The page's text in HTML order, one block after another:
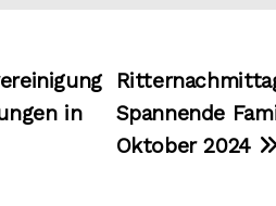
Spannende
Oktober 2024
in